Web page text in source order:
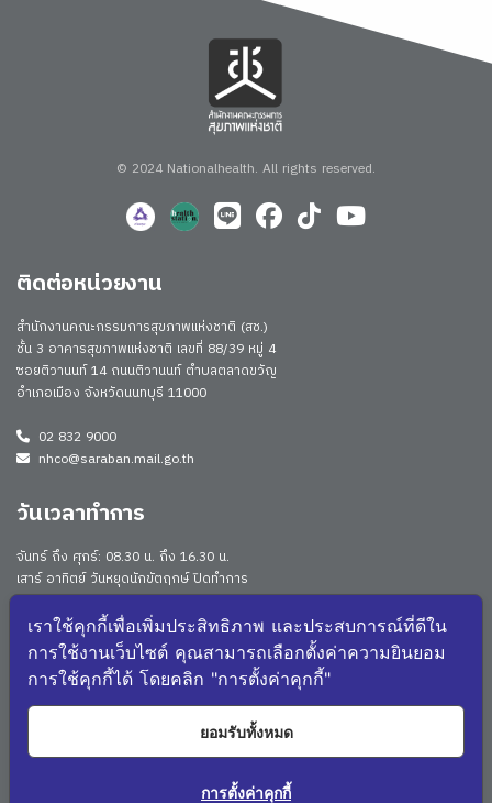
© 2024 Nationalhealth. All rights reserved.
ติดต่อหน่วยงาน
สำนักงานคณะกรรมการสุขภาพแห่งชาติ (สช.)
ชั้น 3 อาคารสุขภาพแห่งชาติ เลขที่ 88/39 หมู่ 4
ซอยติวานนท์ 14 ถนนติวานนท์ ตำบลตลาดขวัญ
อำเภอเมือง จังหวัดนนทบุรี 11000
02 832 9000
nhco@saraban.mail.go.th
วันเวลาทำการ
จันทร์ ถึง ศุกร์: 08.30 น. ถึง 16.30 น.
เสาร์ อาทิตย์ วันหยุดนักขัตฤกษ์ ปิดทำการ
Work From Anywhere (WFA)/ Work From Home (WFH)
ดูประกาศนโยบาย
จำนวนผู้เยี่ยมชม: 173088
จำนวนผู้เยี่ยมชม (วันนี้): 2212
แผนผังเว็บไซต์
3978
เราใช้คุกกี้เพื่อเพิ่มประสิทธิภาพ และประสบการณ์ที่ดีใน
การใช้งานเว็บไซต์ คุณสามารถเลือกตั้งค่าความยินยอม
การใช้คุกกี้ได้ โดยคลิก "การตั้งค่าคุกกี้"
ยอมรับทั้งหมด
การตั้งค่าคุกกี้